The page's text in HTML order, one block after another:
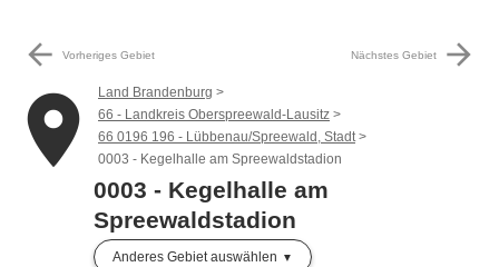
arrow_back Vorheriges Gebiet Nächstes Gebiet arrow_forward
place
Land Brandenburg
66 - Landkreis Oberspreewald-Lausitz
66 0196 196 - Lübbenau/Spreewald, Stadt
0003 - Kegelhalle am Spreewaldstadion
0003 - Kegelhalle am
Spreewaldstadion
Anderes Gebiet auswählen